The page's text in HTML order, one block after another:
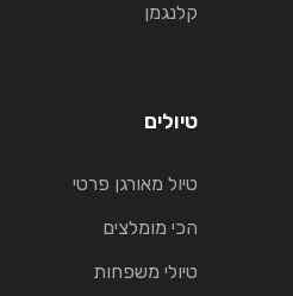
קלנגמן
טיולים
טיול מאורגן פרטי
הכי מומלצים
טיולי משפחות